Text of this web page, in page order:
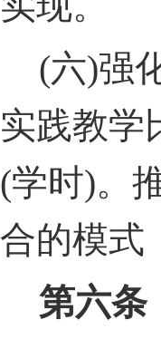
(六)强
实践教学
(学时)。
合的模式
第六条